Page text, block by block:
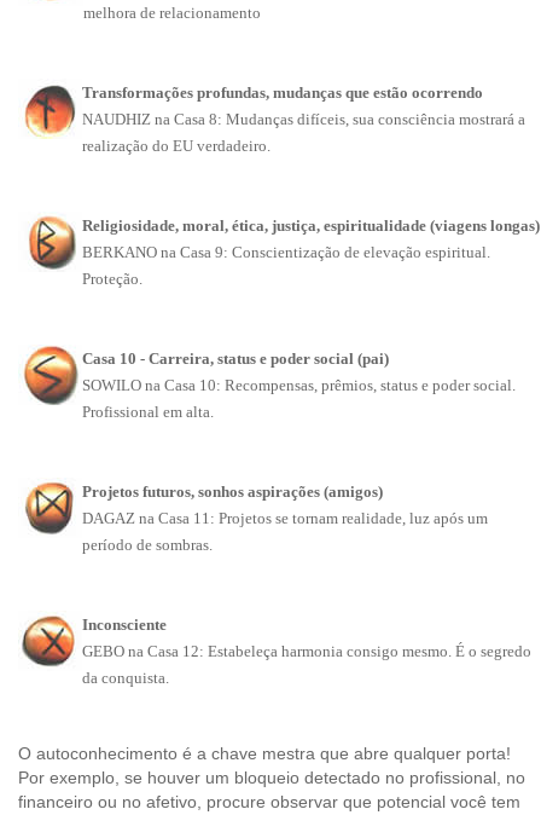
melhora de relacionamento
Transformações profundas, mudanças que estão ocorrendo
NAUDHIZ na Casa 8: Mudanças difíceis, sua consciência mostrará a
realização do EU verdadeiro.
Religiosidade, moral, ética, justiça, espiritualidade (viagens longas)
BERKANO na Casa 9: Conscientização de elevação espiritual.
Proteção.
Casa 10 - Carreira, status e poder social (pai)
SOWILO na Casa 10: Recompensas, prêmios, status e poder social.
Profissional em alta.
Projetos futuros, sonhos aspirações (amigos)
DAGAZ na Casa 11: Projetos se tornam realidade, luz após um
período de sombras.
Inconsciente
GEBO na Casa 12: Estabeleça harmonia consigo mesmo. É o segredo
da conquista.
O autoconhecimento é a chave mestra que abre qualquer porta!
Por exemplo, se houver um bloqueio detectado no profissional, no
financeiro ou no afetivo, procure observar que potencial você tem